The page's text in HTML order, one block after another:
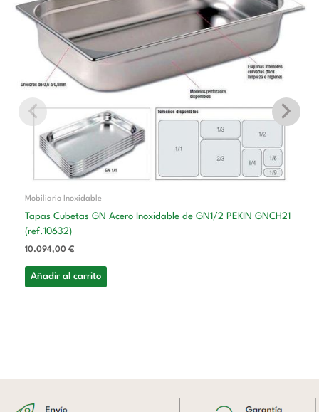
Mobiliario Inoxidable
Tapas Cubetas GN Acero Inoxidable de GN1/2 PEKIN GNCH21
(ref.10632)
10.094,00 €
Añadir al carrito